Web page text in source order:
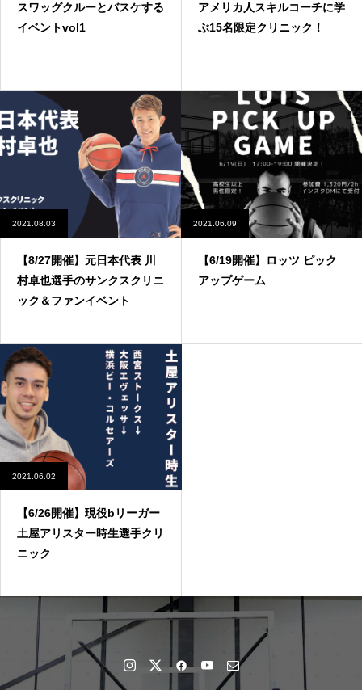
スワッグクルーとバスケする
イベントvol1
アメリカ人スキルコーチに学
ぶ15名限定クリニック！
2021.08.03
【8/27開催】元日本代表 川
村卓也選手のサンクスクリニ
ック＆ファンイベント
2021.06.09
【6/19開催】ロッツ ピック
アップゲーム
2021.06.02
【6/26開催】現役bリーガー
土屋アリスター時生選手クリ
ニック